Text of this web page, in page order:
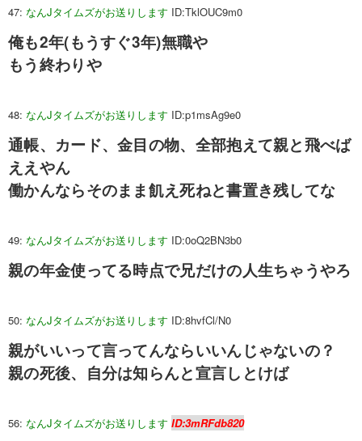
47: なんJタイムズがお送りします ID:TklOUC9m0
俺も2年(もうすぐ3年)無職や
もう終わりや
48: なんJタイムズがお送りします ID:p1msAg9e0
通帳、カード、金目の物、全部抱えて親と飛べば
ええやん
働かんならそのまま飢え死ねと書置き残してな
49: なんJタイムズがお送りします ID:0oQ2BN3b0
親の年金使ってる時点で兄だけの人生ちゃうやろ
50: なんJタイムズがお送りします ID:8hvfCl/N0
親がいいって言ってんならいいんじゃないの？
親の死後、自分は知らんと宣言しとけば
56: なんJタイムズがお送りします ID:3mRFdb820